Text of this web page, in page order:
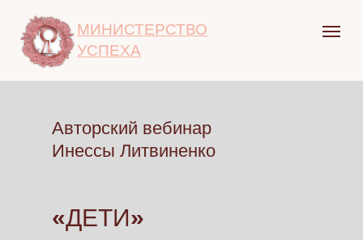
МИНИСТЕРСТВО
УСПЕХА
«ДЕТИ»
Авторский вебинар
Инессы Литвиненко